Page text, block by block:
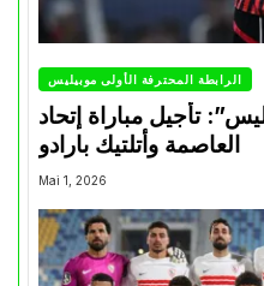
الرابطة المحترفة الأولى موبيليس
تأجيل مباراة إتحاد
العاصمة وأتلتيك بارادو
Mai 1, 2026